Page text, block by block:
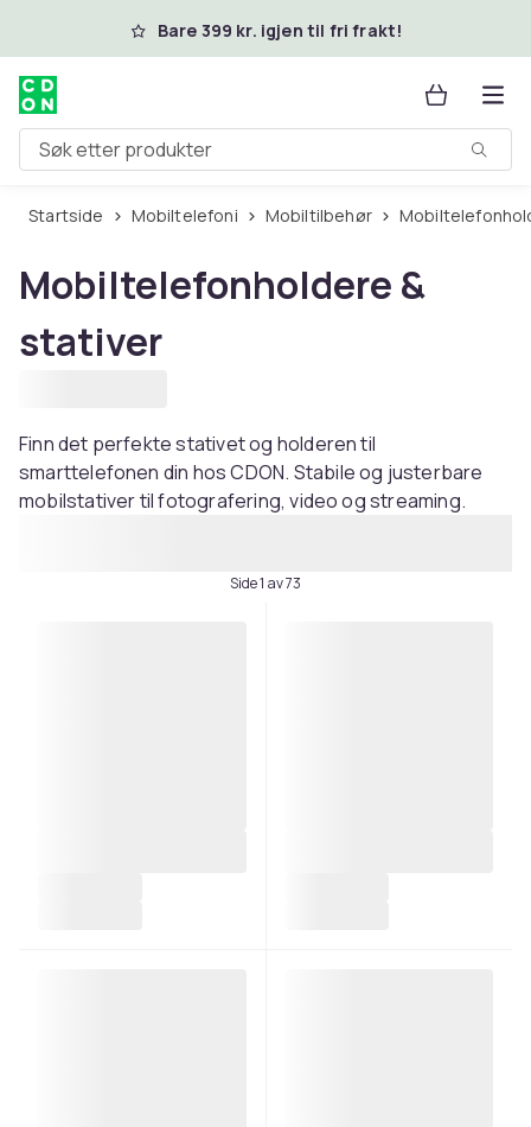
Hopp til hovedinnholdBare 399 kr. igjen til fri frakt!
Søk etter produkter
Startside Mobiltelefoni Mobiltilbehør
Mobiltelefonholdere &
stativer
Finn det perfekte stativet og holderen til
smarttelefonen din hos CDON. Stabile og justerbare
mobilstativer til fotografering, video og streaming.
Side 1 av 73